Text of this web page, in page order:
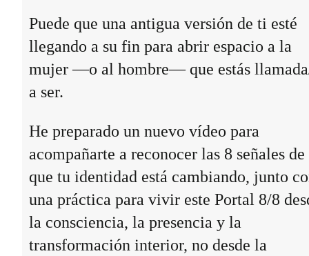
Puede que una antigua versión de ti esté
llegando a su fin para abrir espacio a la
mujer —o al hombre— que estás
a ser.
He preparado un nuevo vídeo para
acompañarte a reconocer las 8 señales de
que tu identidad está cambiando, junto
una práctica para vivir este Portal 8/8
la consciencia, la presencia y la
transformación interior, no desde la